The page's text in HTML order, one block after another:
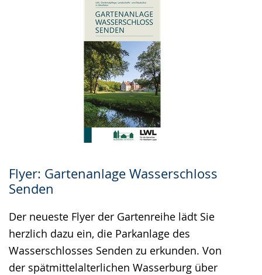
Flyer: Gartenanlage Wasserschloss
Senden
Der neueste Flyer der Gartenreihe lädt Sie
herzlich dazu ein, die Parkanlage des
Wasserschlosses Senden zu erkunden. Von
der spätmittelalterlichen Wasserburg über